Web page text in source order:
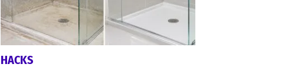
HACKS